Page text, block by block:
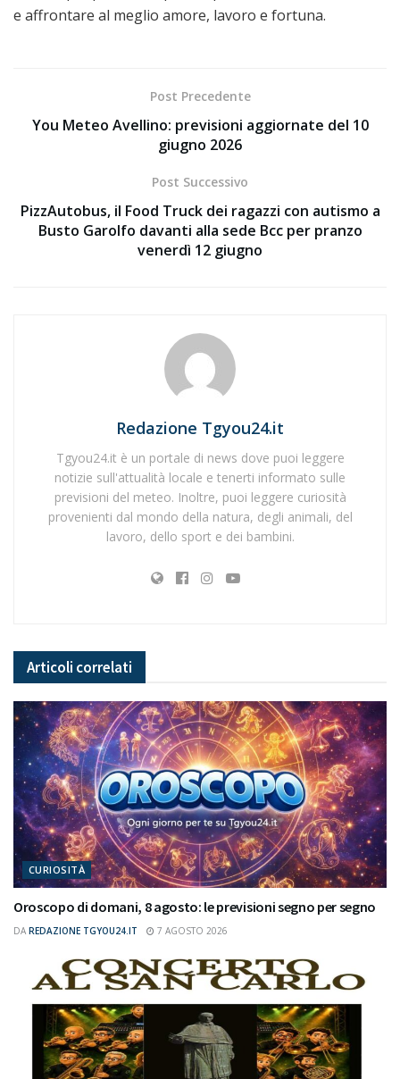
e affrontare al meglio amore, lavoro e fortuna.
Post Precedente
You Meteo Avellino: previsioni aggiornate del 10
giugno 2026
Post Successivo
PizzAutobus, il Food Truck dei ragazzi con autismo a
Busto Garolfo davanti alla sede Bcc per pranzo
venerdì 12 giugno
Redazione Tgyou24.it
Tgyou24.it è un portale di news dove puoi leggere
notizie sull'attualità locale e tenerti informato sulle
previsioni del meteo. Inoltre, puoi leggere curiosità
provenienti dal mondo della natura, degli animali, del
lavoro, dello sport e dei bambini.
Articoli correlati
CURIOSITÀ
Oroscopo di domani, 8 agosto: le previsioni segno per segno
DA REDAZIONE TGYOU24.IT 7 AGOSTO 2026